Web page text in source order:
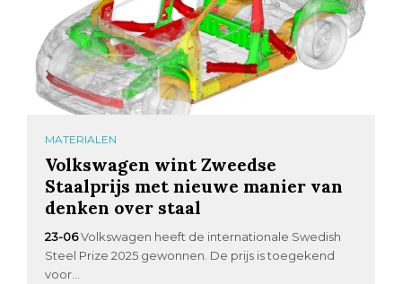
MATERIALEN
Volkswagen wint Zweedse
Staalprijs met nieuwe manier van
denken over staal
23-06Volkswagen heeft de internationale Swedish
Steel Prize 2025 gewonnen. De prijs is toegekend
voor...